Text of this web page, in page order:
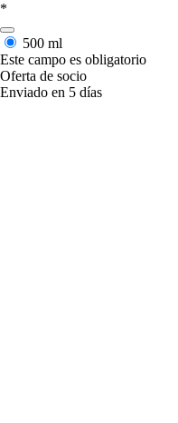
*
500 ml
Este campo es obligatorio
Oferta de socio
Enviado en 5 días